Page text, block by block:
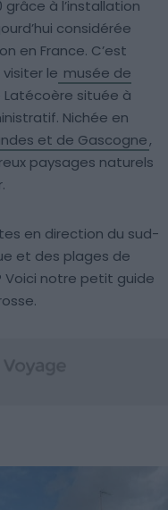
à l’installation
considérée
en France. C’est
visiter le musée de
Latécoère située à
Nichée en
et de Gascogne,
paysages naturels
en direction du sud-
et des plages de
Voici notre petit guide